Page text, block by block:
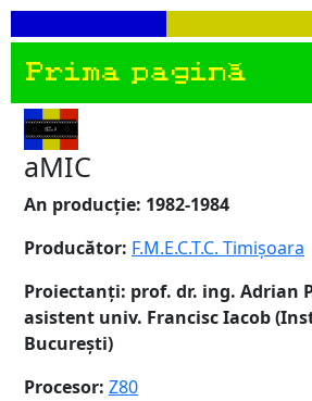
Prima pagină
aMIC
An producție: 1982-1984
Producător: F.M.E.C.T.C. Timișoara
Proiectanți: prof. dr. ing. Adrian
asistent univ. Francisc Iacob
București)
Procesor: Z80